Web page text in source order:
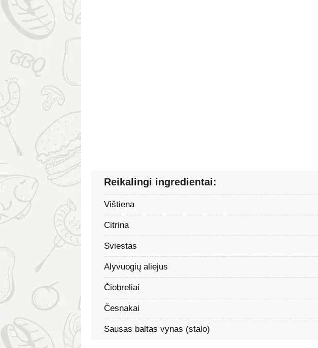
Reikalingi ingredientai:
Vištiena
Citrina
Sviestas
Alyvuogių aliejus
Čiobreliai
Česnakai
Sausas baltas vynas (stalo)